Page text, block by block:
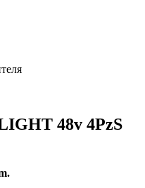
48v 4PzS